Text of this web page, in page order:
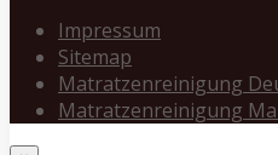
Impressum
Sitemap
Matratzenreinigung
Matratzenreinigung